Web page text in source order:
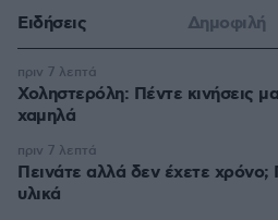
Ειδήσεις Δημοφιλή
Χοληστερόλη: Πέντε κινήσεις
χαμηλά
πριν 7 λεπτά
Πεινάτε αλλά δεν έχετε
υλικά
πριν 7 λεπτά